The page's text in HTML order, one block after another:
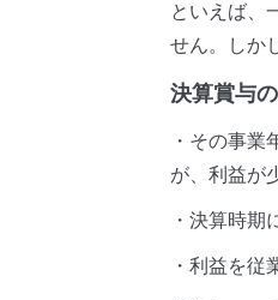
といえば、
せん。しか
決算賞与
・その事
が、利益が
・決算時期
・利益を従